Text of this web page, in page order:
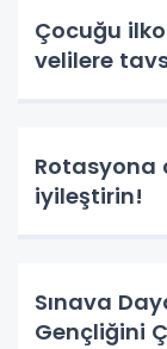
Çocuğu
velilere
Rotasyona
iyileştirin!
Sınava
Gençliğini